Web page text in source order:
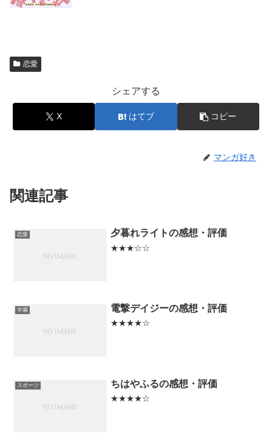
恋愛
シェアする
X はてブ コピー
マンガ好き
関連記事
恋愛 夕暮れライトの感想・評価
★★★☆☆
学園 電撃デイジーの感想・評価
★★★★☆
スポーツ ちはやふるの感想・評価
★★★★☆